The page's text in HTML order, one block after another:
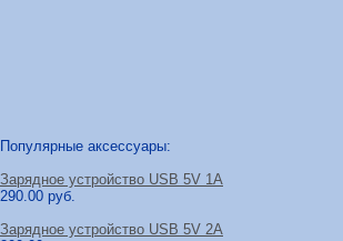
Популярные аксессуары:
Зарядное устройство USB 5V 1A
290.00 руб.
Зарядное устройство USB 5V 2A